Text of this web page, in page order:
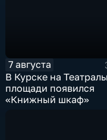
7 августа
В Курске на
площади появился
«Книжный шкаф»